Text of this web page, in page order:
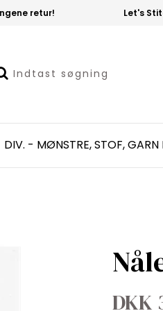
retur! Let's
DIV. - MØNSTRE, STOF, GARN
DKK